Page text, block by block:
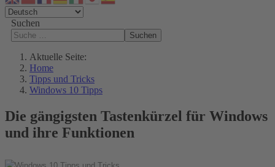
Suchen
Suchen
Aktuelle Seite:
Home
Tipps und Tricks
Windows 10 Tipps
Die gängigsten Tastenkürzel für Windows
und ihre Funktionen